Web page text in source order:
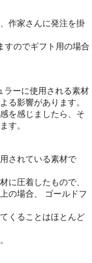
作家さんに発注を掛
すのでギフト用の場合
ラーに使用される素材
る影響があります。
を感じましたら、そ
す。
されている素材で
に圧着したもので、
の場合、 ゴールドフ
くることはほとんど